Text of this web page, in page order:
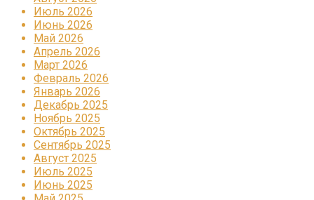
Июль 2026
Июнь 2026
Май 2026
Апрель 2026
Март 2026
Февраль 2026
Январь 2026
Декабрь 2025
Ноябрь 2025
Октябрь 2025
Сентябрь 2025
Август 2025
Июль 2025
Июнь 2025